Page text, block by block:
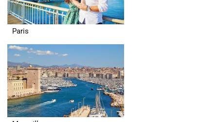
Paris